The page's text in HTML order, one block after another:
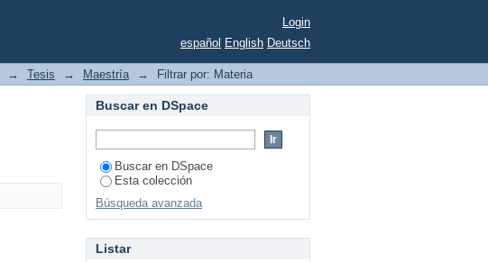
Login
español English Deutsch
→ Tesis → Maestría → Filtrar por: Materia
Buscar en DSpace
Buscar en DSpace
Esta colección
Búsqueda avanzada
Listar